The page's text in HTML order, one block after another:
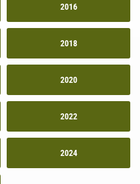
2016
2018
2020
2022
2024